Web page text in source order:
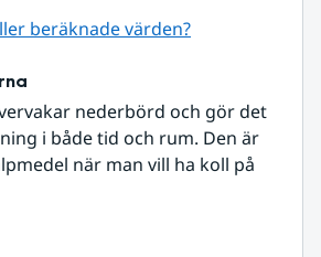
beräknade värden?
nederbörd och gör det
i både tid och rum. Den är
när man vill ha koll på